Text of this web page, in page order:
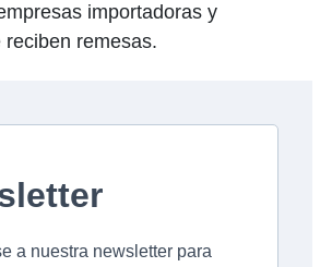
importadoras y
remesas.